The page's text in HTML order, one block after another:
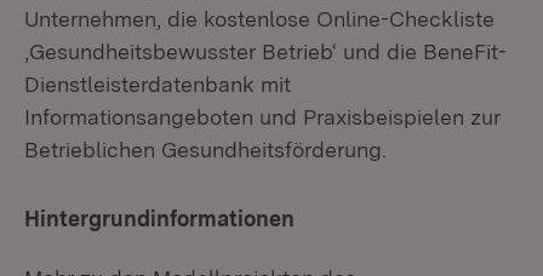
Unternehmen, die kostenlose Online-Checkliste
‚Gesundheitsbewusster Betrieb‘ und die BeneFit-
Dienstleisterdatenbank mit
Informationsangeboten und Praxisbeispielen zur
Betrieblichen Gesundheitsförderung.
Hintergrundinformationen